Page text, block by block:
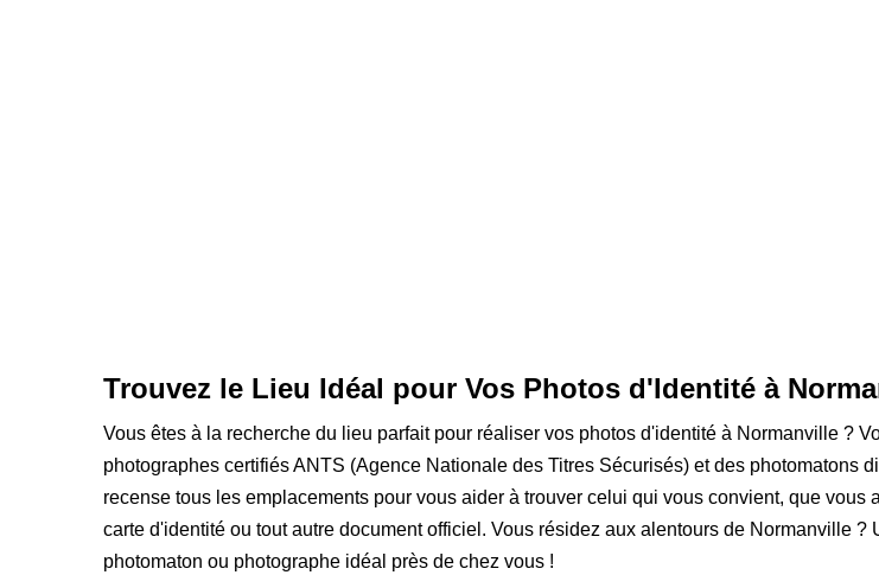
Trouvez le Lieu Idéal pour Vos Photos d'Identité à
Vous êtes à la recherche du lieu parfait pour réaliser vos photos d'identité à Normanville ?
photographes certifiés ANTS (Agence Nationale des Titres Sécurisés) et des photomatons
recense tous les emplacements pour vous aider à trouver celui qui vous convient, que
carte d'identité ou tout autre document officiel. Vous résidez aux alentours de Normanville
photomaton ou photographe idéal près de chez vous !